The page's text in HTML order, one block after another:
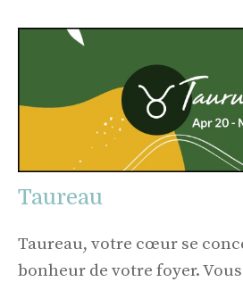
Taureau
Taureau, votre cœur se
bonheur de votre foyer.